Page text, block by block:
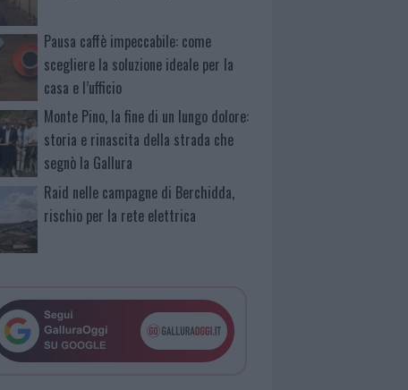
Pausa caffè impeccabile: come
scegliere la soluzione ideale per la
casa e l’ufficio
Monte Pino, la fine di un lungo dolore:
storia e rinascita della strada che
segnò la Gallura
Raid nelle campagne di Berchidda,
rischio per la rete elettrica